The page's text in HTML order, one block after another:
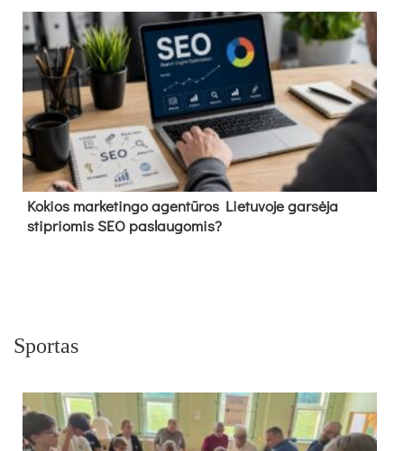
Kokios marketingo agentūros Lietuvoje garsėja
stipriomis SEO paslaugomis?
Sportas